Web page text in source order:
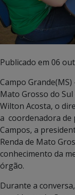
Publicado em 06
Campo
Mato Grosso do
Wilton Acosta, o
a coordenadora de
Campos, a
Renda de Mato
conhecimento da
órgão.
Durante a